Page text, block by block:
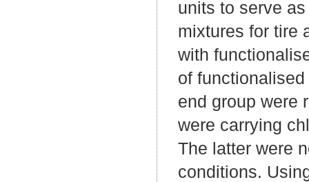
units to serve
mixtures for tire
with
of
end group were
were carrying
The latter were
conditions.